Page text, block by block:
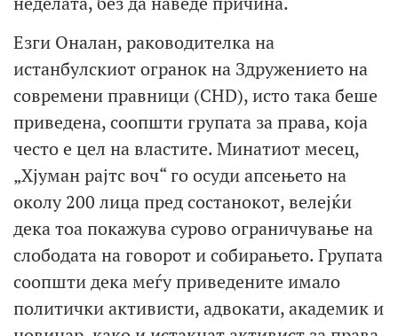
Езги Оналан, раководителка на
истанбулскиот огранок на Здружението на
современи правници (CHD), исто така беше
приведена, соопшти групата за права, која
често е цел на властите. Минатиот месец,
„Хјуман рајтс воч“ го осуди апсењето на
околу 200 лица пред состанокот, велејќи
дека тоа покажува сурово ограничување на
слободата на говорот и собирањето. Групата
соопшти дека меѓу приведените имало
политички активисти, адвокати, академик и